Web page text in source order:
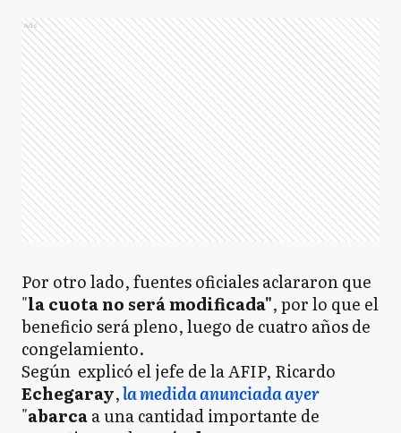
Ads
Por otro lado, fuentes oficiales aclararon que
"la cuota no será modificada", por lo que el
beneficio será pleno, luego de cuatro años de
congelamiento.
Según explicó el jefe de la AFIP, Ricardo
Echegaray,la medida anunciada ayer
"abarcaa una cantidad importante de